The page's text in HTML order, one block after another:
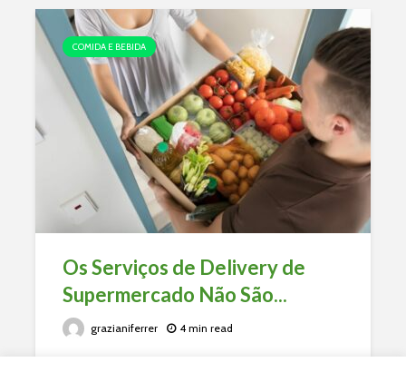
COMIDA E BEBIDA
Os Serviços de Delivery de
Supermercado Não São...
grazianiferrer 4 min read